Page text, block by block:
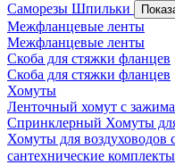
Саморезы Шпильки
Межфланцевые ленты
Межфланцевые ленты
Скоба для стяжки фланцев
Скоба для стяжки фланцев
Хомуты
Ленточный хомут с
Спринклерный Хомуты
Хомуты для воздуховодов
сантехнические комплекты